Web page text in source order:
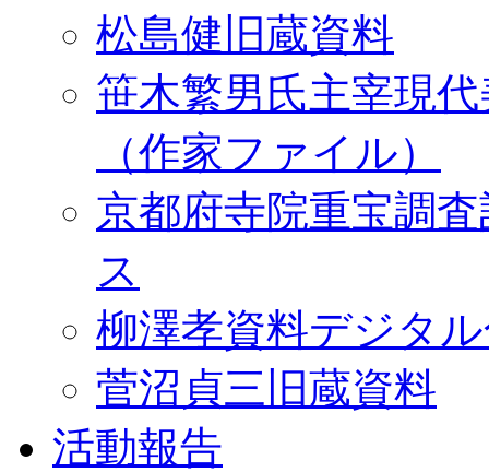
松島健旧蔵資料
笹木繁男氏主宰現
（作家ファイル）
京都府寺院重宝調
ス
柳澤孝資料デジタ
菅沼貞三旧蔵資料
活動報告